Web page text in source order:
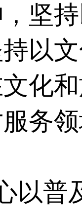
坚
以
化
务
以普